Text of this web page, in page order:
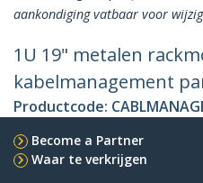
aankondiging vatbaar voor
1U 19" metalen
kabelmanagement
Productcode:
Become a Partner
Waar te verkrijgen